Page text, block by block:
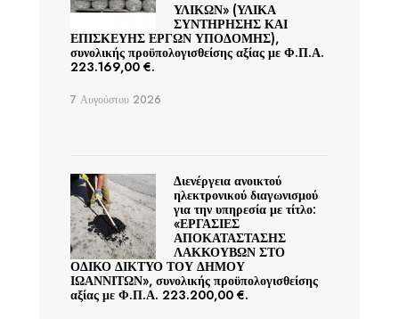
ΥΛΙΚΩΝ» (ΥΛΙΚΑ
ΣΥΝΤΗΡΗΣΗΣ ΚΑΙ
ΕΠΙΣΚΕΥΗΣ ΕΡΓΩΝ ΥΠΟΔΟΜΗΣ),
συνολικής προϋπολογισθείσης αξίας με Φ.Π.Α.
223.169,00 €.
7 Αυγούστου 2026
Διενέργεια ανοικτού
ηλεκτρονικού διαγωνισμού
για την υπηρεσία με τίτλο:
«ΕΡΓΑΣΙΕΣ
ΑΠΟΚΑΤΑΣΤΑΣΗΣ
ΛΑΚΚΟΥΒΩΝ ΣΤΟ
ΟΔΙΚΟ ΔΙΚΤΥΟ ΤΟΥ ΔΗΜΟΥ
ΙΩΑΝΝΙΤΩΝ», συνολικής προϋπολογισθείσης
αξίας με Φ.Π.Α. 223.200,00 €.